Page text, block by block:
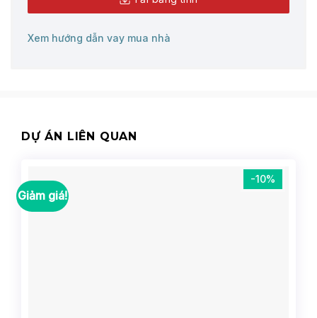
Xem hướng dẫn vay mua nhà
DỰ ÁN LIÊN QUAN
Giảm giá!
-10%